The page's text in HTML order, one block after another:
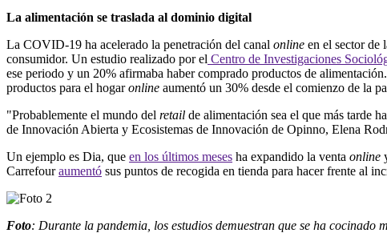
La alimentación se traslada al dominio digital
La COVID-19 ha acelerado la penetración del canal online en el sector de
consumidor. Un estudio realizado por el Centro de Investigaciones
ese periodo y un 20% afirmaba haber comprado productos de
productos para el hogaronline aumentó un 30% desde el comienzo de la
"Probablemente el mundo del retail de alimentación sea el que más tarde
de Innovación Abierta y Ecosistemas de Innovación de Opinno, Elena
Un ejemplo es Dia, que en los últimos meses ha expandido la venta online
Carrefouraumentó sus puntos de recogida en tienda para hacer frente al
Foto: Durante la pandemia, los estudios demuestran que se ha cocinado